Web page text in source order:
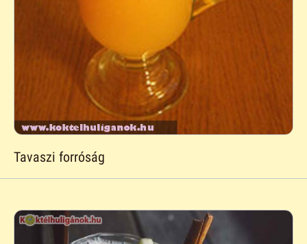
Tavaszi forróság